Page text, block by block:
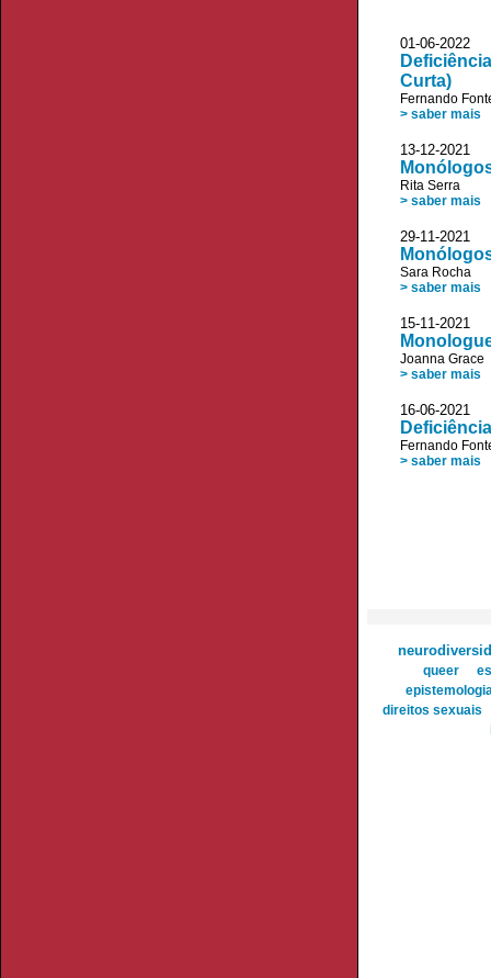
01-06-
Curta)
Fernando
> saber mais
13-12-
Rita Serra
> saber mais
29-11-
Sara Rocha
> saber mais
15-11-
Joanna Grace
> saber mais
16-06-
Fernando
> saber mais
queer
direitos sexuais